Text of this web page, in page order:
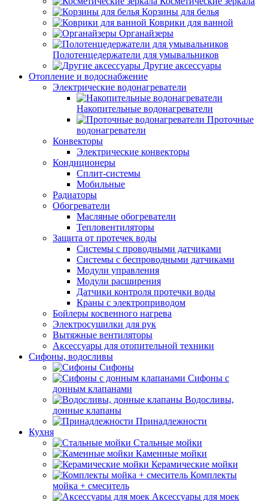
Корзины для белья
Коврики для ванной
Органайзеры
Полотенцедержатели для умывальников
Другие аксессуары
Отопление и водоснабжение
Электрические водонагреватели
Накопительные водонагреватели
Проточные
водонагреватели
Конвекторы
Электрические конвекторы
Кондиционеры
Сплит-системы
Мобильные
Радиаторы
Обогреватели
Масляные обогреватели
Тепловентиляторы
Защита от протечек воды
Системы с проводными датчиками
Системы с беспроводными датчиками
Модули управления
Модули расширения
Датчики контроля протечки воды
Краны с электроприводом
Бойлеры косвенного нагрева
Электросушилки для рук
Вытяжные вентиляторы
Аксессуары для отопительной техники
Сифоны, водосливы
Сифоны
Сифоны с
донным клапанами
Водосливы,
донные клапаны
Принадлежности
Кухня
Стальные мойки
Каменные мойки
Керамические мойки
Комплекты
мойка + смеситель
Аксессуары для моек